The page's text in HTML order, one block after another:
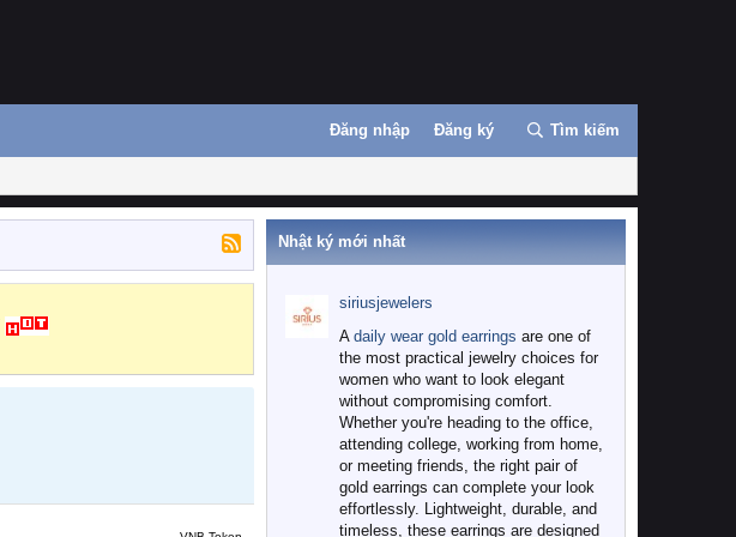
Đăng nhập Đăng ký Tìm kiếm
Nhật ký mới nhất
siriusjewelers
A daily wear gold earrings are one of
the most practical jewelry choices for
women who want to look elegant
without compromising comfort.
Whether you're heading to the office,
attending college, working from home,
or meeting friends, the right pair of
gold earrings can complete your look
effortlessly. Lightweight, durable, and
timeless, these earrings are designed